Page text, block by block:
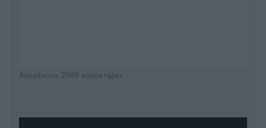
Απομένουν 2500 χαρακτήρες